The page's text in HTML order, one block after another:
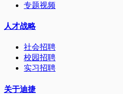
专题视频
人才战略
社会招聘
校园招聘
实习招聘
关于迪捷